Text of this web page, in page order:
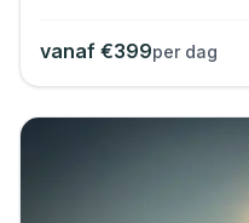
vanaf €399per dag